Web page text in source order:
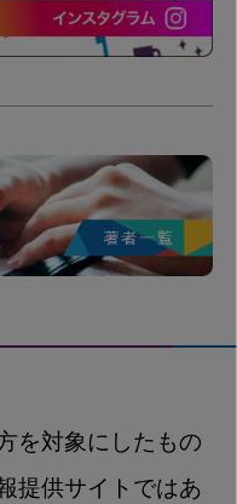
を対象にしたもの
提供サイトではあ